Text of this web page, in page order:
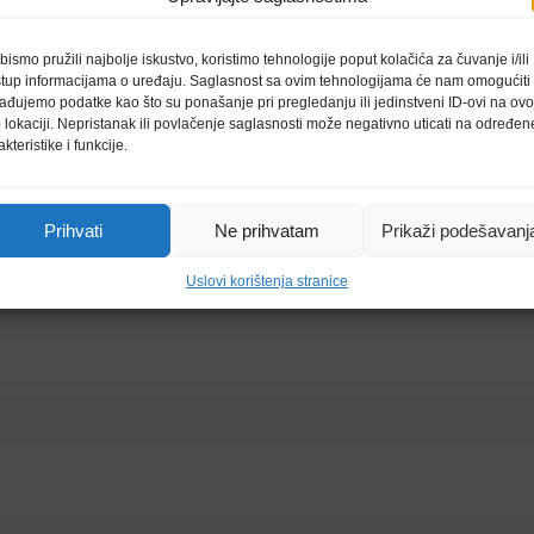
pružili najbolje iskustvo, koristimo tehnologije poput kolačića za čuvanje i/ili
informacijama o uređaju. Saglasnost sa ovim tehnologijama će nam omogućiti
podatke kao što su ponašanje pri pregledanju ili jedinstveni ID-ovi na
lokaciji. Nepristanak ili povlačenje saglasnosti može negativno uticati na
i funkcije.
Prihvati Ne prihvatam Prikaži
Uslovi korištenja stranice
2x
2 x 10/20 W nazivne/glazbene snage (D/L)